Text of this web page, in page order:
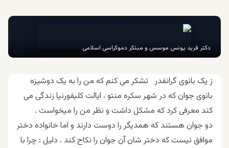
دکتر فرید یونس موسس و مبتکر دموکراسی اسلامی
ز یک بانوی گرانقدر تشکر می کنم که من را به یک دوشیزه
بانوی جوان که در شهر سکره منتو ، ایالت کلیفورنیا زندگی می
کند معرفی کرد که مشکل داشت و نظر من را میخواست .
دو جوان هستند که همدیگر را دوست دارند و اما خانواده دختر
موافق نیست که دختر شان آن جوان را نکاح کند . دلیل : چرا با